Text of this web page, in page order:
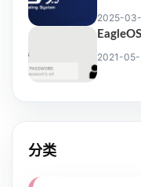
2025-03-
2021-
分类